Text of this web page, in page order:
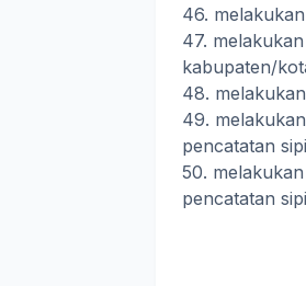
46.
47.
kabupaten/
48.
49.
pencatatan
50.
pencatatan